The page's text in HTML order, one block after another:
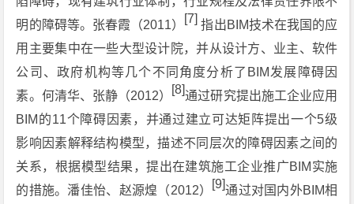
明的障碍等。张春霞（2011） [7] 指出BIM技术在我国的应
用主要集中在一些大型设计院，并从设计方、业主、软件
公司、政府机构等几个不同角度分析了BIM发展障碍因
素。何清华、张静（2012）
[8]通过研究提出施工企业应用
BIM的11个障碍因素，并通过建立可达矩阵提出一个5级
影响因素解释结构模型，描述不同层次的障碍因素之间的
关系，根据模型结果，提出在建筑施工企业推广BIM实施
的措施。潘佳怡、赵源煌（2012）
[9]通过对国内外BIM相